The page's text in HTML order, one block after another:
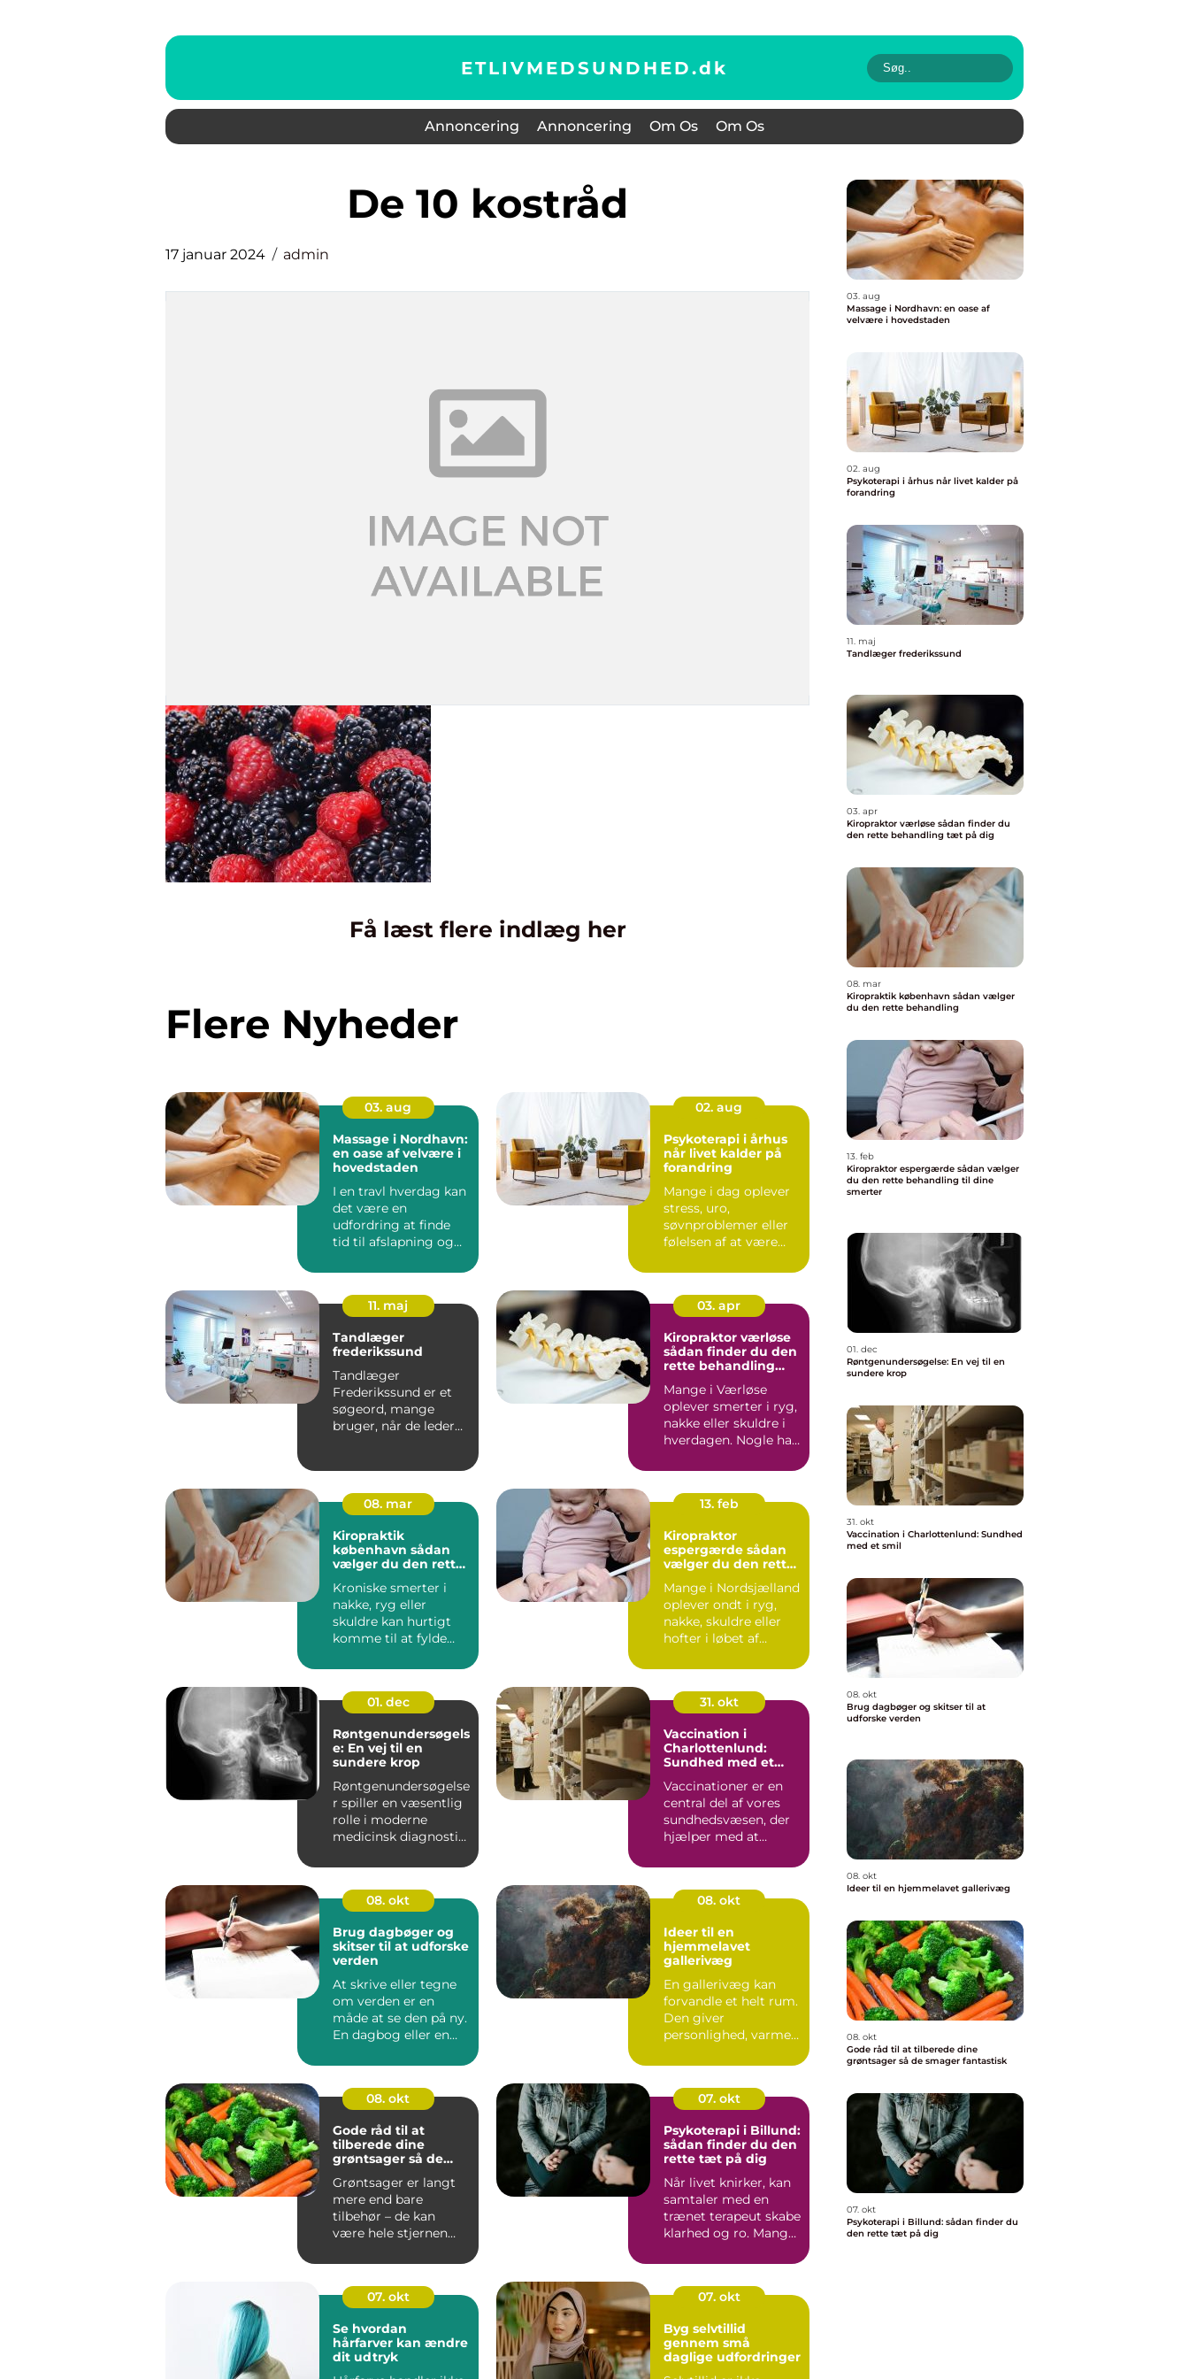
ETLIVMEDSUNDHED.dk
Annoncering Annoncering Om Os Om Os
de 10 kostråd
17 januar 2024 admin
Få læst flere indlæg her
Flere Nyheder
03. aug
Massage i Nordhavn:
en oase af velvære i
hovedstaden
I en travl hverdag kan
det være en
udfordring at finde
tid til afslapning og
02. aug
Psykoterapi i århus
når livet kalder på
forandring
Mange i dag oplever
stress, uro,
søvnproblemer eller
følelsen af at være
kæ...
11. maj
Tandlæger
frederikssund
Tandlæger
Frederikssund er et
søgeord, mange
bruger, når de leder
03. apr
Kiropraktor værløse
sådan finder du den
rette behandling
Mange i Værløse
oplever smerter i ryg,
nakke eller skuldre i
hverdagen. Nogle har
08. mar
Kiropraktik
københavn sådan
vælger du den rette
Kroniske smerter i
nakke, ryg eller
skuldre kan hurtigt
komme til at fylde
Mange i h...
13. feb
Kiropraktor
espergærde sådan
vælger du den rette
smerter
Mange i Nordsjælland
oplever ondt i ryg,
nakke, skuldre eller
hofter i løbet af
nogle...
01. dec
Røntgenundersøgels
e: En vej til en
sundere krop
Røntgenundersøgelse
r spiller en væsentlig
rolle i moderne
medicinsk diagnostik,
31. okt
Vaccination i
Charlottenlund:
Sundhed med et
Vaccinationer er en
central del af vores
sundhedsvæsen, der
hjælper med at
08. okt
Brug dagbøger og
skitser til at udforske
verden
At skrive eller tegne
om verden er en
måde at se den på ny.
En dagbog eller en
08. okt
Ideer til en
hjemmelavet
gallerivæg
En gallerivæg kan
forvandle et helt rum.
Den giver
personlighed, varme
08. okt
Gode råd til at
tilberede dine
grøntsager så de
Grøntsager er langt
mere end bare
tilbehør – de kan
være hele stjernen
07. okt
Psykoterapi i Billund:
sådan finder du den
rette tæt på dig
Når livet knirker, kan
samtaler med en
trænet terapeut skabe
klarhed og ro. Mange
07. okt
Se hvordan
hårfarver kan ændre
dit udtryk
07. okt
Byg selvtillid
gennem små
daglige udfordringer
03. aug
Massage i Nordhavn: en oase af
velvære i hovedstaden
02. aug
Psykoterapi i århus når livet kalder på
forandring
11. maj
Tandlæger frederikssund
03. apr
Kiropraktor værløse sådan finder du
den rette behandling tæt på dig
08. mar
Kiropraktik københavn sådan vælger
du den rette behandling
13. feb
Kiropraktor espergærde sådan vælger
du den rette behandling til dine
smerter
01. dec
Røntgenundersøgelse: En vej til en
sundere krop
31. okt
Vaccination i Charlottenlund: Sundhed
med et smil
08. okt
Brug dagbøger og skitser til at
udforske verden
08. okt
Ideer til en hjemmelavet gallerivæg
08. okt
Gode råd til at tilberede dine
grøntsager så de smager fantastisk
07. okt
Psykoterapi i Billund: sådan finder du
den rette tæt på dig